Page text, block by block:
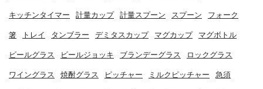
キッチンタイマー 計量カップ 計量スプーン スプーン フォーク
箸 トレイ タンブラー デミタスカップ マグカップ マグボトル
ビールグラス ビールジョッキ ブランデーグラス ロックグラス
ワイングラス 焼酎グラス ピッチャー ミルクピッチャー 急須